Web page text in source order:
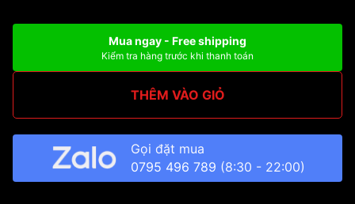
Mua ngay - Free shipping
Kiểm tra hàng trước khi thanh toán
THÊM VÀO GIỎ
Gọi đặt mua
0795 496 789 (8:30 - 22:00)